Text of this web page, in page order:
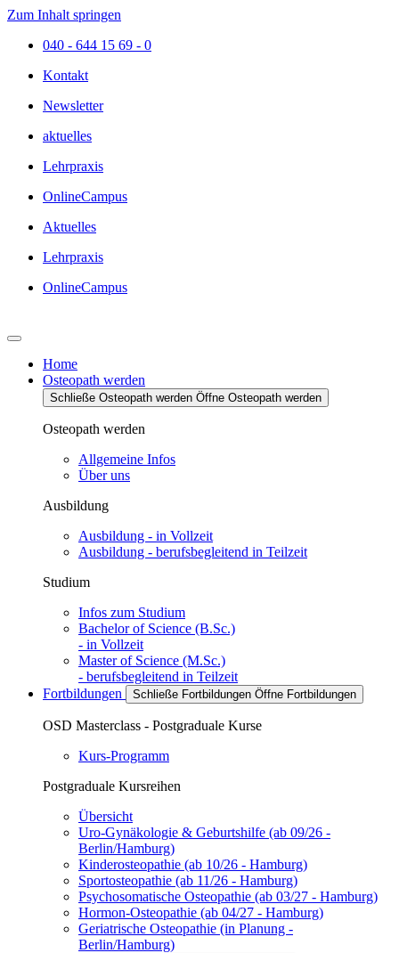
Zum Inhalt springen
040 - 644 15 69 - 0
Kontakt
Newsletter
aktuelles
Lehrpraxis
OnlineCampus
Aktuelles
Lehrpraxis
OnlineCampus
Home
Osteopath werden
Schließe Osteopath werden Öffne Osteopath werden
Osteopath werden
Allgemeine Infos
Über uns
Ausbildung
Ausbildung - in Vollzeit
Ausbildung - berufsbegleitend in Teilzeit
Studium
Infos zum Studium
Bachelor of Science (B.Sc.)
- in Vollzeit
Master of Science (M.Sc.)
- berufsbegleitend in Teilzeit
Fortbildungen
Schließe Fortbildungen Öffne Fortbildungen
OSD Masterclass - Postgraduale Kurse
Kurs-Programm
Postgraduale Kursreihen
Übersicht
Uro-Gynäkologie & Geburtshilfe (ab 09/26 -
Berlin/Hamburg)
Kinderosteopathie (ab 10/26 - Hamburg)
Sportosteopathie (ab 11/26 - Hamburg)
Psychosomatische Osteopathie (ab 03/27 - Hamburg)
Hormon-Osteopathie (ab 04/27 - Hamburg)
Geriatrische Osteopathie (in Planung -
Berlin/Hamburg)